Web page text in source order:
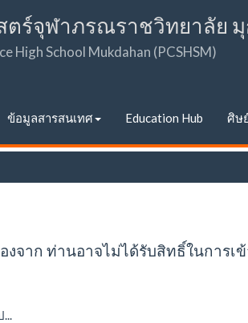
ตร์จุฬาภรณราชวิทยาลัย
High School Mukdahan (PCSHSM)
ข้อมูลสารสนเทศ Education Hub ศิษ
จาก ท่านอาจไม่ได้รับสิทธิ์ในการเ